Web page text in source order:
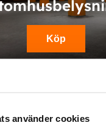
använder cookies
Köp